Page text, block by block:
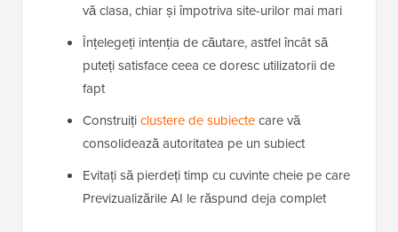
vă clasa, chiar și împotriva site-urilor mai mari
Înțelegeți intenția de căutare, astfel încât să
puteți satisface ceea ce doresc utilizatorii de
fapt
Construițiclustere de subiectecare vă
consolidează autoritatea pe un subiect
Evitați să pierdeți timp cu cuvinte cheie pe care
Previzualizările AI le răspund deja complet